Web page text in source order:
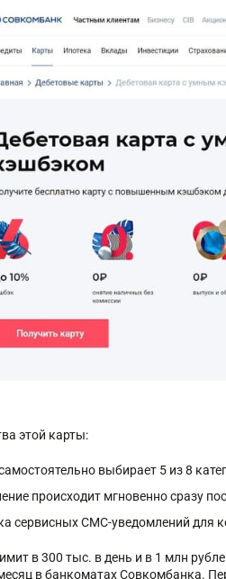
этой карты:
выбирает 5 из 8
происходит мгновенно сразу
сервисных СМС-уведомлений для
в 300 тыс. в день и в 1 млн
в банкоматах Совкомбанка.